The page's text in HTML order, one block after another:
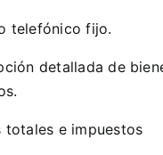
telefónico fijo.
detallada de
totales e impuestos